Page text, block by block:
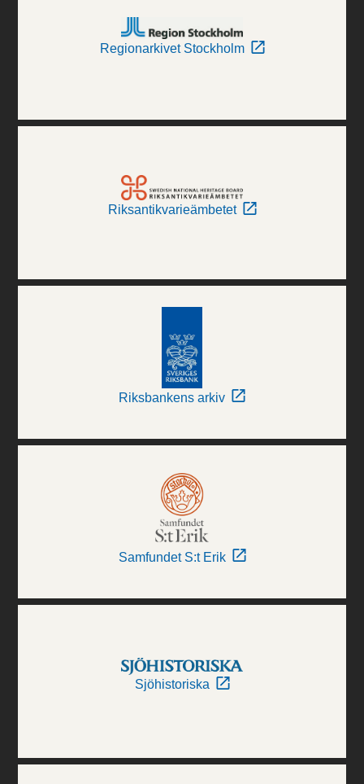
Regionarkivet Stockholm
Riksantikvarieämbetet
Riksbankens arkiv
Samfundet S:t Erik
Sjöhistoriska